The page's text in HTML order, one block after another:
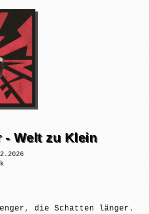
- Welt zu Klein
die Schatten länger.